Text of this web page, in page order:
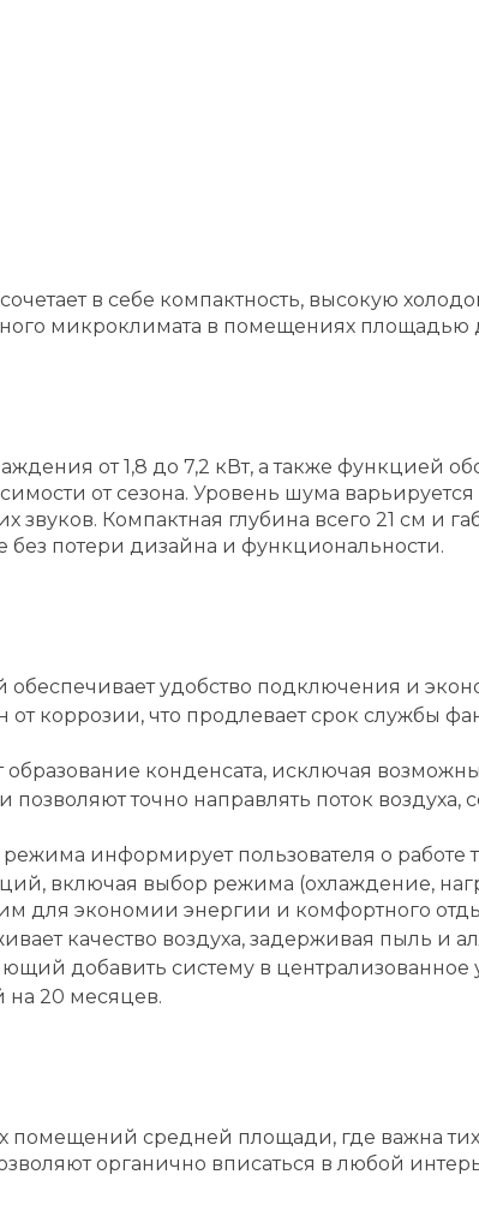
в себе компактность, высокую
микроклимата в помещениях площадью
от 1,8 до 7,2 кВт, а также функцией
от сезона. Уровень шума
звуков. Компактная глубина всего 21 см и
без потери дизайна и функциональности.
удобство подключения и
коррозии, что продлевает срок службы
конденсата, исключая
точно направлять поток
информирует пользователя о работе
включая выбор режима (охлаждение,
для экономии энергии и комфортного
качество воздуха, задерживая пыль и
добавить систему в централизованное
на 20 месяцев.
средней площади, где важна
органично вписаться в любой